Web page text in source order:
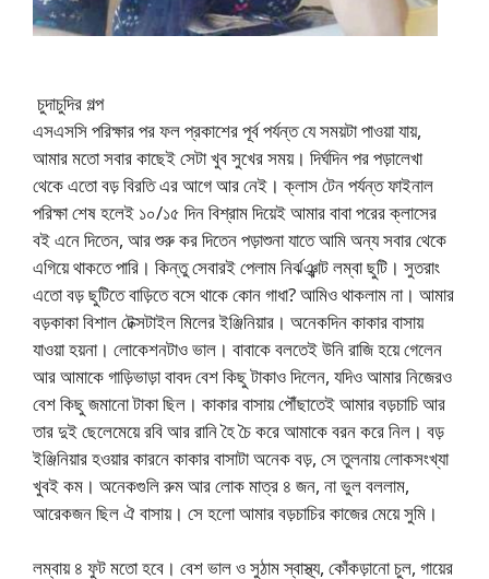
চুদাচুদির গল্প
এসএসসি পরিক্ষার পর ফল প্রকাশের পূর্ব পর্যন্ত যে সময়টা পাওয়া যায়,
আমার মতো সবার কাছেই সেটা খুব সুখের সময়। দির্ঘদিন পর পড়ালেখা
থেকে এতো বড় বিরতি এর আগে আর নেই। ক্লাস টেন পর্যন্ত ফাইনাল
পরিক্ষা শেষ হলেই ১০/১৫ দিন বিশ্রাম দিয়েই আমার বাবা পরের ক্লাসের
বই এনে দিতেন, আর শুরু কর দিতেন পড়াশুনা যাতে আমি অন্য সবার থেকে
এগিয়ে থাকতে পারি। কিন্তু সেবারই পেলাম নির্ঝঞ্ঝাট লম্বা ছুটি। সুতরাং
এতো বড় ছুটিতে বাড়িতে বসে থাকে কোন গাধা? আমিও থাকলাম না। আমার
বড়কাকা বিশাল টেক্সটাইল মিলের ইঞ্জিনিয়ার। অনেকদিন কাকার বাসায়
যাওয়া হয়না। লোকেশনটাও ভাল। বাবাকে বলতেই উনি রাজি হয়ে গেলেন
আর আমাকে গাড়িভাড়া বাবদ বেশ কিছু টাকাও দিলেন, যদিও আমার নিজেরও
বেশ কিছু জমানো টাকা ছিল। কাকার বাসায় পৌঁছাতেই আমার বড়চাচি আর
তার দুই ছেলেমেয়ে রবি আর রানি হৈ চৈ করে আমাকে বরন করে নিল। বড়
ইঞ্জিনিয়ার হওয়ার কারনে কাকার বাসাটা অনেক বড়, সে তুলনায় লোকসংখ্যা
খুবই কম। অনেকগুলি রুম আর লোক মাত্র ৪ জন, না ভুল বললাম,
আরেকজন ছিল ঐ বাসায়। সে হলো আমার বড়চাচির কাজের মেয়ে সুমি।
লম্বায় ৪ ফুট মতো হবে। বেশ ভাল ও সুঠাম স্বাস্থ্য, কোঁকড়ানো চুল, গায়ের